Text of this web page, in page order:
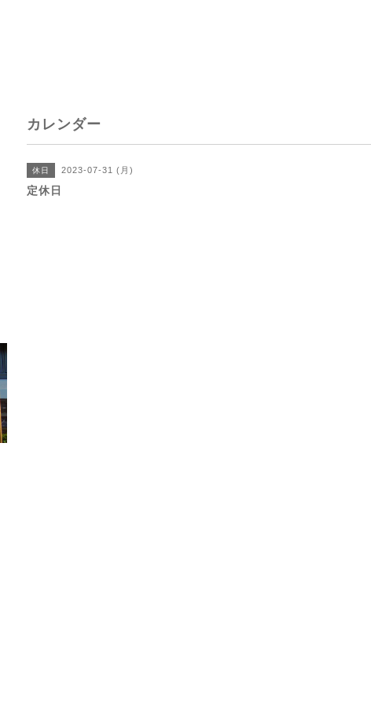
カレンダー
休日 2023-07-31 (月)
定休日